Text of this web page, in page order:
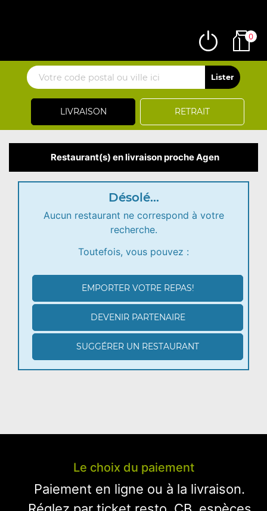
LIVRAISON RETRAIT
0
Restaurant(s) en livraison proche Agen
Désolé...
Aucun restaurant ne correspond à votre
recherche.
Toutefois, vous pouvez :
EMPORTER VOTRE REPAS!
DEVENIR PARTENAIRE
SUGGÉRER UN RESTAURANT
Le choix du paiement
Paiement en ligne ou à la livraison.